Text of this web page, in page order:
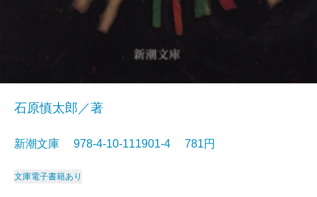
石原慎太郎／著
新潮文庫 978-4-10-111901-4 781円
文庫電子書籍あり